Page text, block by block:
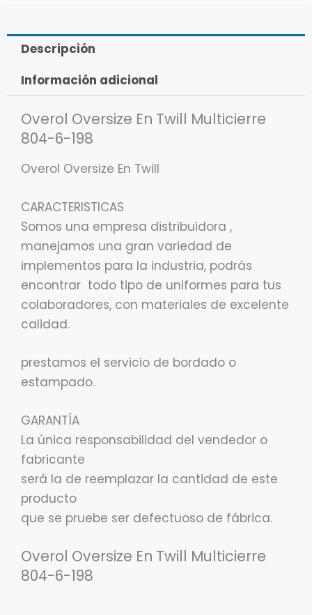
Descripción
Información adicional
Overol Oversize En Twill Multicierre
804-6-198
Overol Oversize En Twill
CARACTERISTICAS
Somos una empresa distribuidora ,
manejamos una gran variedad de
implementos para la industria, podrás
encontrar todo tipo de uniformes para tus
colaboradores, con materiales de excelente
calidad.
prestamos el servicio de bordado o
estampado.
GARANTÍA
La única responsabilidad del vendedor o
fabricante
será la de reemplazar la cantidad de este
producto
que se pruebe ser defectuoso de fábrica.
Overol Oversize En Twill Multicierre
804-6-198